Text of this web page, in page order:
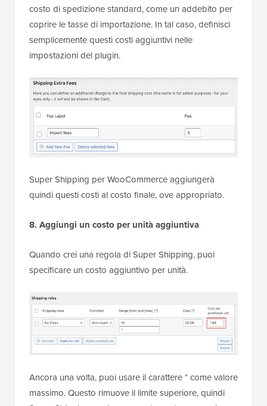
costo di spedizione standard, come un addebito per
coprire le tasse di importazione. In tal caso, definisci
semplicemente questi costi aggiuntivi nelle
impostazioni del plugin.
Super Shipping per WooCommerce aggiungerà
quindi questi costi al costo finale, ove appropriato.
8. Aggiungi un costo per unità aggiuntiva
Quando crei una regola di Super Shipping, puoi
specificare un costo aggiuntivo per unità.
Ancora una volta, puoi usare il carattere * come valore
massimo. Questo rimuove il limite superiore, quindi